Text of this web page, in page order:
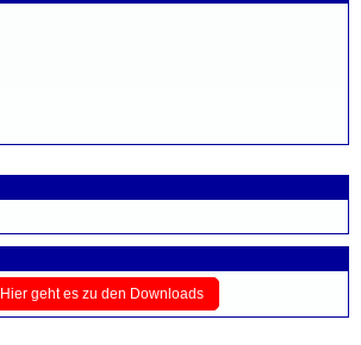
Hier geht es zu den Downloads